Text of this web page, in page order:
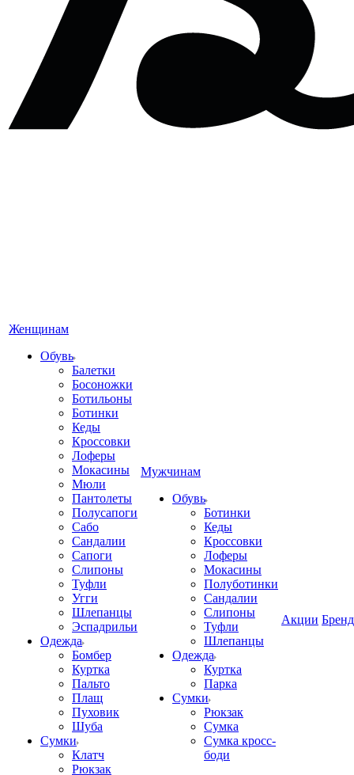
Женщинам
Обувь
Балетки
Босоножки
Ботильоны
Ботинки
Кеды
Кроссовки
Лоферы
Мокасины
Мюли
Пантолеты
Полусапоги
Сабо
Сандалии
Сапоги
Слипоны
Туфли
Угги
Шлепанцы
Эспадрильи
Одежда
Бомбер
Куртка
Пальто
Плащ
Пуховик
Шуба
Сумки
Клатч
Рюкзак
Мужчинам
Обувь
Ботинки
Кеды
Кроссовки
Лоферы
Мокасины
Полуботинки
Сандалии
Слипоны
Туфли
Шлепанцы
Одежда
Куртка
Парка
Сумки
Рюкзак
Сумка
Сумка кросс-
боди
Акции